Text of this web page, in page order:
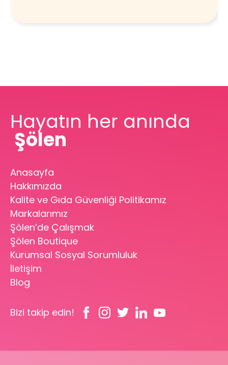
Hayatın her anında
Şölen
Anasayfa
Hakkımızda
Kalite ve Gıda Güvenliği Politikamız
Markalarımız
Şölen’de Çalışmak
Şölen Boutique
Kurumsal Sosyal Sorumluluk
İletişim
Blog
Bizi takip edin!